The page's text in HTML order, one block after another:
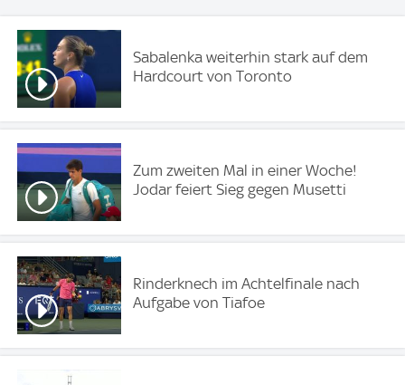
Sabalenka weiterhin stark auf dem
Hardcourt von Toronto
Zum zweiten Mal in einer Woche!
Jodar feiert Sieg gegen Musetti
Rinderknech im Achtelfinale nach
Aufgabe von Tiafoe